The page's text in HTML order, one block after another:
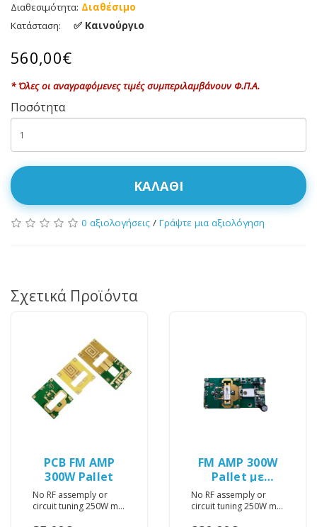
Διαθεσιμότητα: Διαθέσιμο
Κατάσταση:
✅ Καινούργιο
560,00€
* Όλες οι αναγραφόμενες τιμές συμπεριλαμβάνουν Φ.Π.Α.
Ποσότητα
ΚΑΛΆΘΙ
0 αξιολογήσεις / Γράψτε μια αξιολόγηση
Σχετικά Προϊόντα
PCB FM AMP
300W Pallet
No RF assemply or
circuit tuning 250W min
FM AMP 300W
Pallet με
Mosfet (MRF
151G)
No RF assemply or
circuit tuning 250W min